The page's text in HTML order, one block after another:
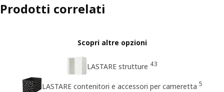
Prodotti correlati
Scopri altre opzioni
LASTARE strutture 43
LASTARE contenitori e accessori per cameretta 5